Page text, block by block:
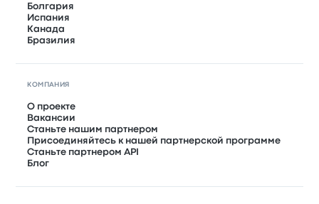
Болгария
Испания
Канада
Бразилия
КОМПАНИЯ
О проекте
Вакансии
Станьте нашим партнером
Присоединяйтесь к нашей партнерской программе
Станьте партнером API
Блог